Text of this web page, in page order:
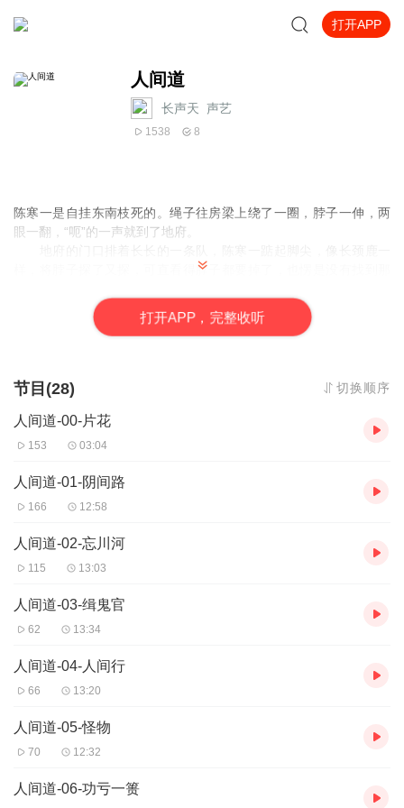
打开APP
人间道
长声天_声艺
1538 8
陈寒一是自挂东南枝死的。绳子往房梁上绕了一圈，脖子一伸，两
眼一翻，“呃”的一声就到了地府。
样，将脖子探了又探，可直看得脖子都要掉了，也愣是没有找到那
陈寒一的前面，是个白发苍苍的老妇，枯木一般的身子抖个不
停。陈寒一理了理自己的衣襟，轻轻凑近老妇的耳朵：“老人家，可
一颗眼珠子。那颗眼珠子跳了起来，老妇把它按了进去，充满戒备
地把这个书生模样的人从上至下打量了一遍，一句话也没有说，默
默地又把脑袋给转了回去。
陈寒一心里急得慌，可他没办法，只得慢慢等着。
打开APP，完整收听
节目(28) 切换顺序
人间道-00-片花
153 03:04
人间道-01-阴间路
166 12:58
人间道-02-忘川河
115 13:03
人间道-03-缉鬼官
62 13:34
人间道-04-人间行
66 13:20
人间道-05-怪物
70 12:32
人间道-06-功亏一篑